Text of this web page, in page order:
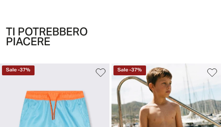
TI POTREBBERO
PIACERE
Sale-37% Sale-37%